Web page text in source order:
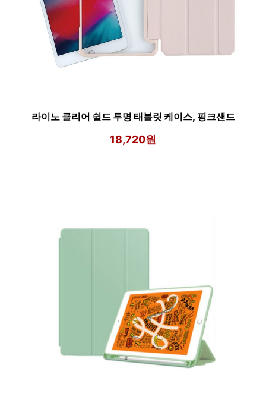
라이노 클리어 쉴드 투명 태블릿 케이스, 핑크샌드
18,720원